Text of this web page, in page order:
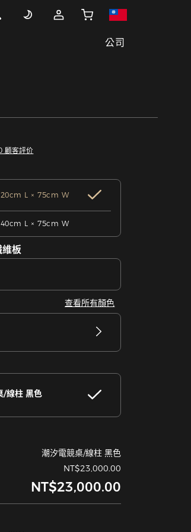
公司
顧客評价
L × 75cm W
L × 75cm W
板
查看所有顏色
/線柱 黑色
潮汐電競桌/線柱 黑色
NT$23,000.00
NT$23,000.00